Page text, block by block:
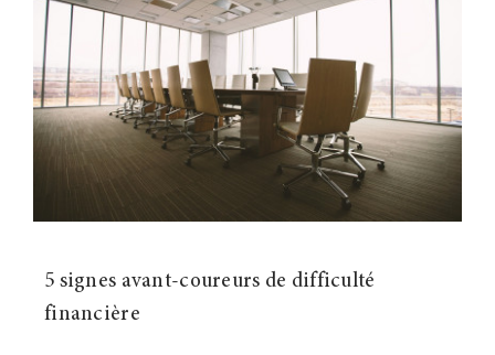
5 signes avant-coureurs de difficulté
financière